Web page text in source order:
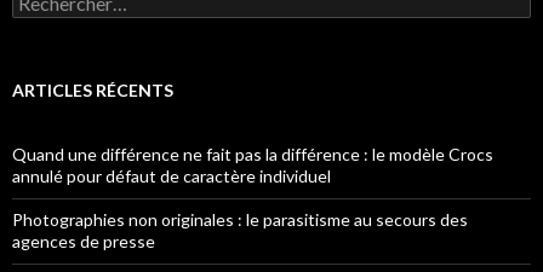
ARTICLES RÉCENTS
Quand une différence ne fait pas la différence : le modèle Crocs
annulé pour défaut de caractère individuel
Photographies non originales : le parasitisme au secours des
agences de presse